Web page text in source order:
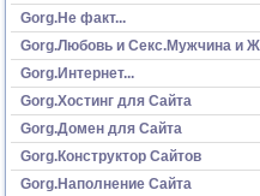
Gorg.Не факт...
Gorg.Любовь и Секс.Мужчина и
Gorg.Интернет...
Gorg.Хостинг для Сайта
Gorg.Домен для Сайта
Gorg.Конструктор Сайтов
Gorg.Наполнение Сайта